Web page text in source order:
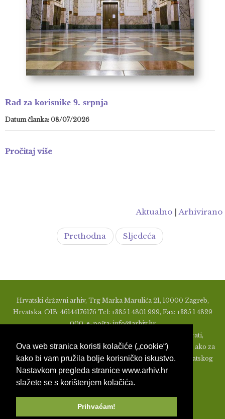
Ova web stranica koristi kolačiće („cookie“)
kako bi vam pružila bolje korisničko iskustvo.
Nastavkom pregleda stranice www.arhiv.hr
slažete se s korištenjem kolačića.
Prihvaćam!
Rad za korisnike 9. srpnja
Datum članka: 08/07/2026
Pročitaj više
Aktualno |Arhivirano
Prethodna Sljedeća
Hrvatski državni arhiv, Trg Marka Marulića 21, 10000 Zagreb,
Hrvatska. OIB: 46144176176 Tel: +385 1 4801 999, Fax: +385 1 4829
000, e-pošta: info@arhiv.hr
Zabranjeno je u bilo kojem obliku objavljivati, distribuirati,
mijenjati ili na ikoji način koristiti materijale s ovih stranica, ako za
to nije prethodno izdato pismeno odobrenje od strane Hrvatskog
državnog arhiva.